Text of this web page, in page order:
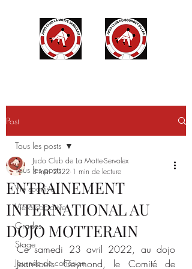
Post
Tous les posts
Vie sportive
Vie associative
Grades
Stage
Journée de cohésion
Tous les posts
ENTRAINEMENT
INTERNATIONAL AU
DOJO MOTTERAIN
Judo Club de La Motte-Servolex
3 mai 2022 1 min de lecture
Ce samedi 23 avril 2022, au dojo
Jean-Louis Geymond, le Comité de